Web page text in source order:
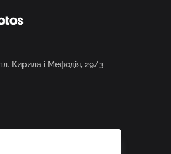
Кирила і Мефодія, 29/3
соціальних мережах